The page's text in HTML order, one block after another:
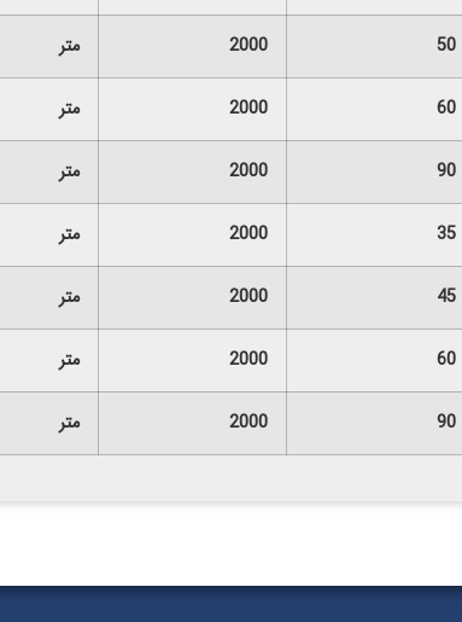
50
2000 متر
60
2000 متر
90
2000 متر
35
2000 متر
45
2000 متر
60
2000 متر
90
2000 متر